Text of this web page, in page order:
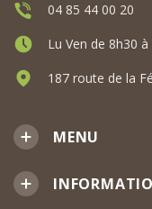
MENU
04 85 44 00 20
Lu Ven de 8h30 à
187 route de la